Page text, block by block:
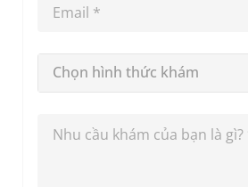
Chọn hình thức khám